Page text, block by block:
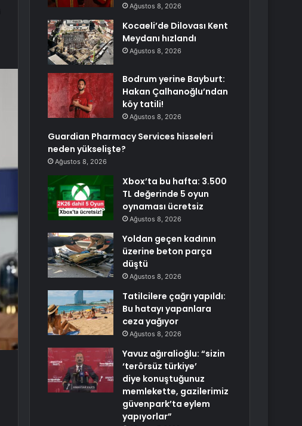
Ağustos 8, 2026
Kocaeli’de Dilovası Kent
Meydanı hızlandı
Ağustos 8, 2026
Bodrum yerine Bayburt:
Hakan Çalhanoğlu’ndan
köy tatili!
Ağustos 8, 2026
Guardian Pharmacy Services hisseleri
neden yükselişte?
Ağustos 8, 2026
Xbox’ta bu hafta: 3.500
TL değerinde 5 oyun
oynaması ücretsiz
Ağustos 8, 2026
Yoldan geçen kadının
üzerine beton parça
düştü
Ağustos 8, 2026
Tatilcilere çağrı yapıldı:
Bu hatayı yapanlara
ceza yağıyor
Ağustos 8, 2026
Yavuz ağıralioğlu: “sizin
‘terörsüz türkiye’
diye konuştuğunuz
memlekette, gazilerimiz
güvenpark’ta eylem
yapıyorlar”